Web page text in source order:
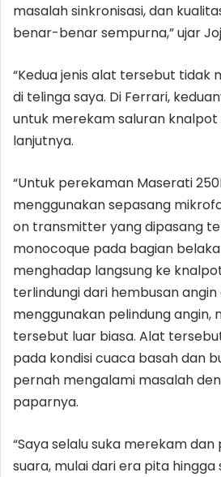
masalah sinkronisasi, dan
benar-benar sempurna,” ujar
“Kedua jenis alat tersebut tidak
di telinga saya. Di Ferrari,
untuk merekam saluran knalpot
lanjutnya.
“Untuk perekaman Maserati
menggunakan sepasang
on transmitter yang dipasang
monocoque pada bagian
menghadap langsung ke
terlindungi dari hembusan
menggunakan pelindung angin,
tersebut luar biasa. Alat
pada kondisi cuaca basah dan
pernah mengalami masalah
paparnya.
“Saya selalu suka merekam
suara, mulai dari era pita